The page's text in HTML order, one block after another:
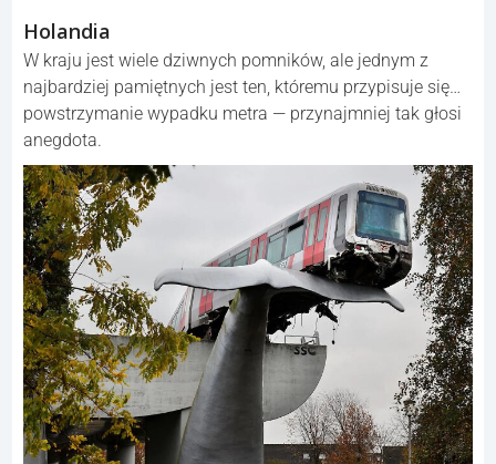
Holandia
W kraju jest wiele dziwnych pomników, ale jednym z
najbardziej pamiętnych jest ten, któremu przypisuje się…
powstrzymanie wypadku metra — przynajmniej tak głosi
anegdota.